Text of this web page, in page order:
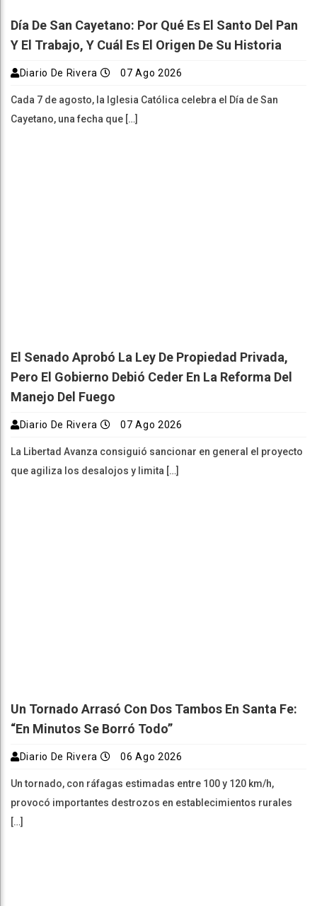
Día De San Cayetano: Por Qué Es El Santo Del Pan
Y El Trabajo, Y Cuál Es El Origen De Su Historia
Diario De Rivera 07 Ago 2026
Cada 7 de agosto, la Iglesia Católica celebra el Día de San
Cayetano, una fecha que […]
El Senado Aprobó La Ley De Propiedad Privada,
Pero El Gobierno Debió Ceder En La Reforma Del
Manejo Del Fuego
Diario De Rivera 07 Ago 2026
La Libertad Avanza consiguió sancionar en general el proyecto
que agiliza los desalojos y limita […]
Un Tornado Arrasó Con Dos Tambos En Santa Fe:
“En Minutos Se Borró Todo”
Diario De Rivera 06 Ago 2026
Un tornado, con ráfagas estimadas entre 100 y 120 km/h,
provocó importantes destrozos en establecimientos rurales
[…]